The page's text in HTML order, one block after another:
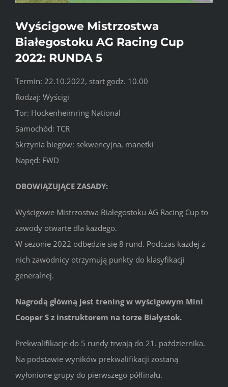
Wyścigowe Mistrzostwa
Białegostoku AG Racing Cup
2022: RUNDA 5
Termin: 22.10.2022, start godz. 10.00
Rodzaj: Wyścigi
Tor: Hockenheimring National
Samochód: TCR
Skrzynia biegów: sekwencyjna, manetki
Napęd: FWD
OBOWIĄZUJĄCE ZASADY:
Wyścigowe Mistrzostwa Białegostoku AG Racing Cup to
zawody otwarte dla każdego.
W sezonie 2022 odbędzie się 8 rund. Podczas każdej z
nich zawodnicy otrzymują punkty do klasyfikacji
generalnej.
Nagrodą główną jest trening w wyścigowym Mini
Cooper S z instruktorem na torze Białystok.
Prekwalifikacje do 5 rundy trwają do 21. października.
Na podstawie wyników prekwalifikacji zostaną
wyłonione grupy do pierwszego półfinału.